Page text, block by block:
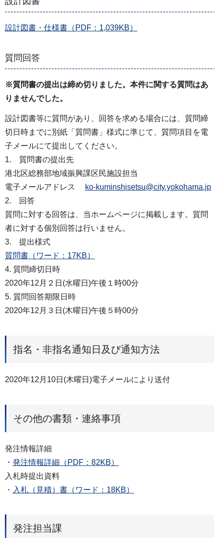
設計図書・仕様書（PDF：1,039KB）
質問回答
※質問書の提出は締め切りました。本件に関する質問はあ
りませんでした。
設計図書等に質問があり、回答を求める場合には、質問締
切日時までに別紙「質問書」様式に準じて、質問項目を電
子メールにて提出してください。
1. 質問書の提出先
港北区総務部地域振興課区民施設担当
電子メールアドレス
ko-kuminshisetsu@city.yokohama.jp
2. 回答
質問に対する回答は、当ホームページに掲載します。質問
者に対する個別回答は行いません。
3. 提出様式
質問書（ワード：17KB）
4. 質問締切日時
2020年12月２日(水曜日)午後１時00分
5. 質問回答期限日時
2020年12月３日(木曜日)午後５時00分
指名・非指名通知日及び通知方法
2020年12月10日(木曜日)電子メールにより送付
その他の書類・連絡事項
発注情報詳細
・ 発注情報詳細（PDF：82KB）
入札時提出資料
・ 入札（見積）書（ワード：18KB）
発注担当課